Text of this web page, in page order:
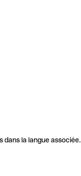
la langue associée.